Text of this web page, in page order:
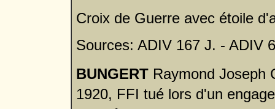
Croix de Guerre avec étoile
Sources: ADIV 167 J. - ADIV
BUNGERT Raymond Joseph
1920, FFI tué lors d'un